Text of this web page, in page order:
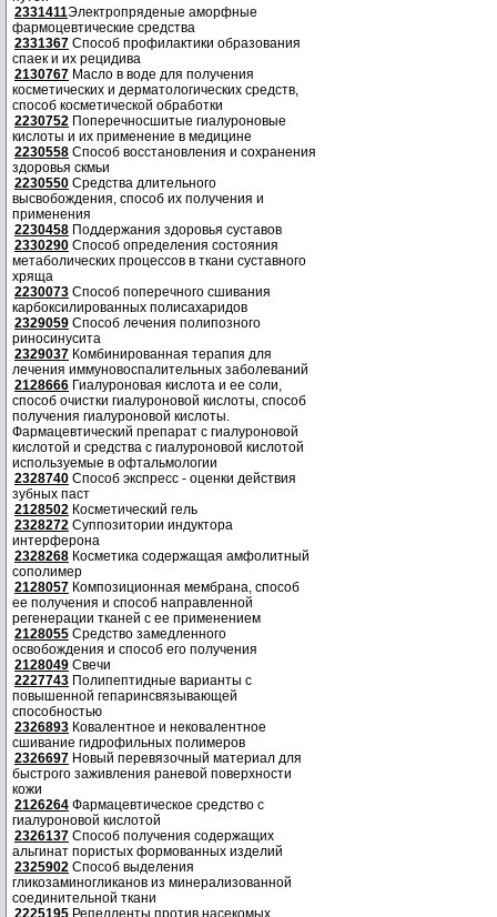
2331411Электропряденые аморфные
фармоцевтические средства
2331367 Способ профилактики образования
спаек и их рецидива
2130767 Масло в воде для получения
косметических и дерматологических средств,
способ косметической обработки
2230752 Поперечносшитые гиалуроновые
кислоты и их применение в медицине
2230558 Способ восстановления и сохранения
здоровья скмьи
2230550 Средства длительного
высвобождения, способ их получения и
применения
2230458 Поддержания здоровья суставов
2330290 Способ определения состояния
метаболических процессов в ткани суставного
хряща
2230073 Способ поперечного сшивания
карбоксилированных полисахаридов
2329059 Способ лечения полипозного
риносинусита
2329037 Комбинированная терапия для
лечения иммуновоспалительных заболеваний
2128666 Гиалуроновая кислота и ее соли,
способ очистки гиалуроновой кислоты, способ
получения гиалуроновой кислоты.
Фармацевтический препарат с гиалуроновой
кислотой и средства с гиалуроновой кислотой
используемые в офтальмологии
2328740 Способ экспресс - оценки действия
зубных паст
2128502 Косметический гель
2328272 Суппозитории индуктора
интерферона
2328268 Косметика содержащая амфолитный
сополимер
2128057 Композиционная мембрана, способ
ее получения и способ направленной
регенерации тканей с ее применением
2128055 Средство замедленного
освобождения и способ его получения
2128049 Свечи
2227743 Полипептидные варианты с
повышенной гепаринсвязывающей
способностью
2326893 Ковалентное и нековалентное
сшивание гидрофильных полимеров
2326697 Новый перевязочный материал для
быстрого заживления раневой поверхности
кожи
2126264 Фармацевтическое средство с
гиалуроновой кислотой
2326137 Способ получения содержащих
альгинат пористых формованных изделий
2325902 Способ выделения
гликозаминогликанов из минерализованной
соединительной ткани
2225195 Репелленты против насекомых